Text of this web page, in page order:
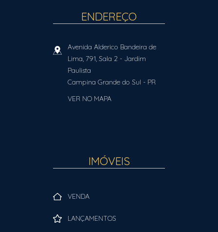
ENDEREÇO
Avenida Alderico Bandeira de
Lima, 791, Sala 2 - Jardim
Paulista
Campina Grande do Sul - PR
VER NO MAPA
IMÓVEIS
VENDA
LANÇAMENTOS